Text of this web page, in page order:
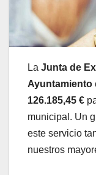
La Junta de
Ayuntamiento
126.185,45 €
municipal. Un
este servicio
nuestros